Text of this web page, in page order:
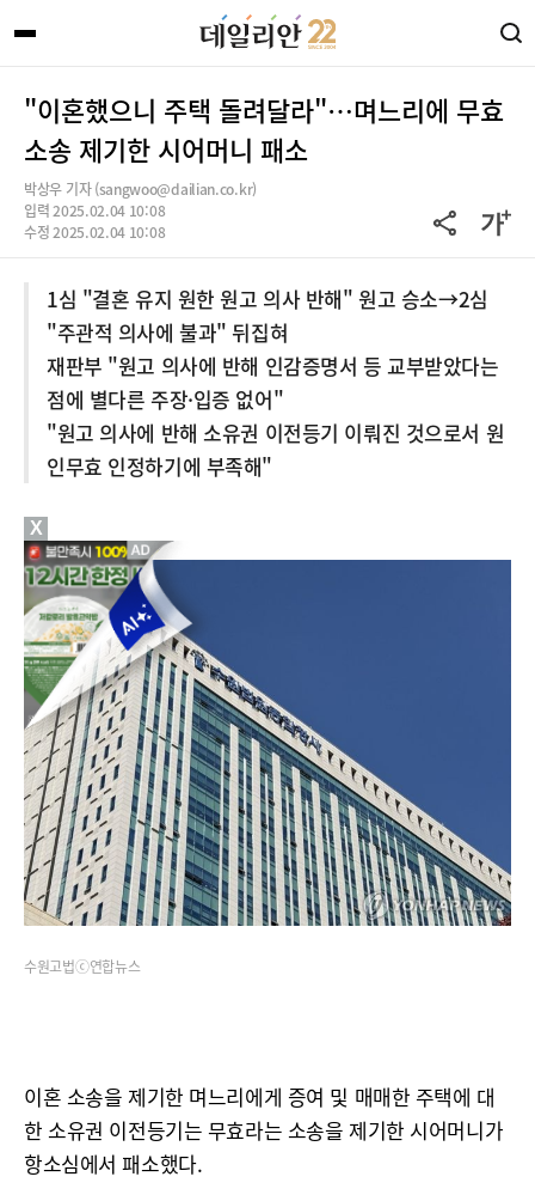
"이혼했으니 주택 돌려달라"…며느리에 무효
소송 제기한 시어머니 패소
박상우 기자 (sangwoo@dailian.co.kr)
입력 2025.02.04 10:08
수정 2025.02.04 10:08
1심 "결혼 유지 원한 원고 의사 반해" 원고 승소→2심
"주관적 의사에 불과" 뒤집혀
재판부 "원고 의사에 반해 인감증명서 등 교부받았다는
점에 별다른 주장·입증 없어"
"원고 의사에 반해 소유권 이전등기 이뤄진 것으로서 원
인무효 인정하기에 부족해"
수원고법ⓒ연합뉴스
이혼 소송을 제기한 며느리에게 증여 및 매매한 주택에 대
한 소유권 이전등기는 무효라는 소송을 제기한 시어머니가
항소심에서 패소했다.
X